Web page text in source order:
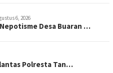
6, 2026
Desa Buaran …
Polresta Tan…